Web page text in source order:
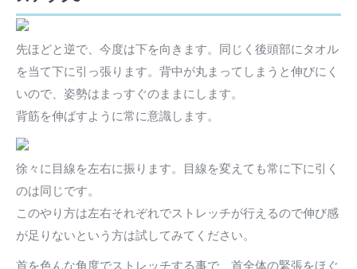
先ほどと逆で、今度は下を向きます。同じく後頭部にタオル
を当て下に引っ張ります。背中が丸まってしまうと伸びにく
いので、姿勢はまっすぐのままにします。
背筋を伸ばすように常に意識します。
徐々に目線を左右に振ります。目線を変えても常に下に引く
のは同じです。
このやり方は左右それぞれでストレッチが行えるので伸び感
が足りないという方は試してみてください。
首を色んな角度でストレッチする事で、首全体の緊張をほぐ